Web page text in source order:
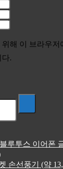
해 이 브라우저
다.
루투스 이어폰
손선풍기 (약